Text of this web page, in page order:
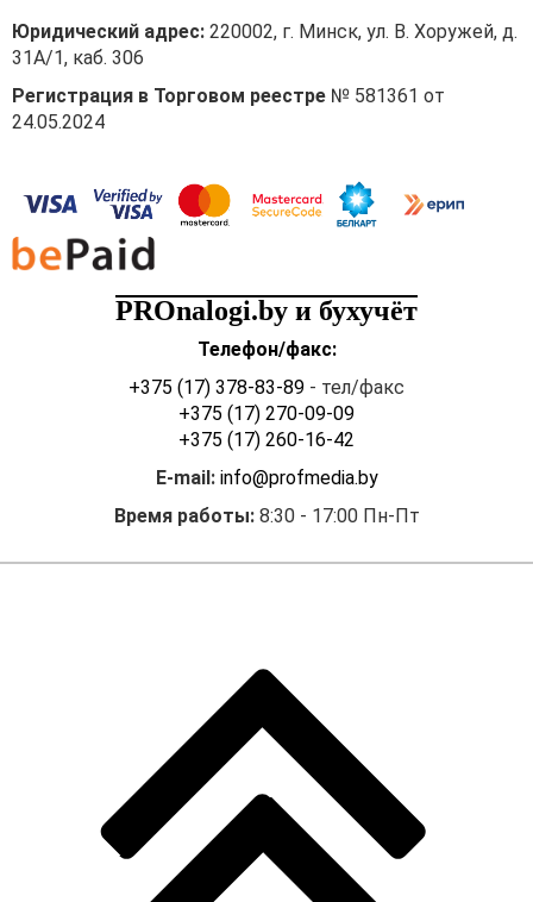
предоплаты и вправе
Срок возврата предоплаты
после 09.07.2021
В другой ситуации
резидент) заключает после
09.07.2021 импортный
валютный договор
с нерезидентом. Условия
расчета: по факту. Резидент
представил в банк
(далее — банк) платежное
поручение и импортный
осуществления платежа
в договоре был указан срок
возврата предоплаты
нерезидентом.
Полагаем, в данной
ситуации требования банка
неправомерны, поскольку
согласно письму № 31-
27/9279 наличие срока
возврата предварительной
Юридический адрес: 220002, г. Минск, ул. В. Хоружей, д.
31А/1, каб. 306
Регистрация в Торговом реестре № 581361 от
24.05.2024
PROnalogi.by и бухучёт
Телефон/факс:
+375 (17) 378-83-89 - тел/факс
+375 (17) 270-09-09
+375 (17) 260-16-42
E-mail: info@profmedia.by
Время работы:8:30 - 17:00 Пн-Пт